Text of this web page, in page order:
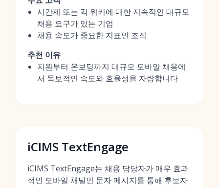
시간제 또는 긱 워커에 대한 지속적인 대규모
채용 요구가 있는 기업
채용 속도가 중요한 지표인 조직
추천 이유
지원부터 온보딩까지 대규모 모바일 채용에
서 독보적인 속도와 효율성을 자랑합니다
iCIMS TextEngage
iCIMS TextEngage는 채용 담당자가 매우 효과
적인 모바일 채널인 문자 메시지를 통해 후보자